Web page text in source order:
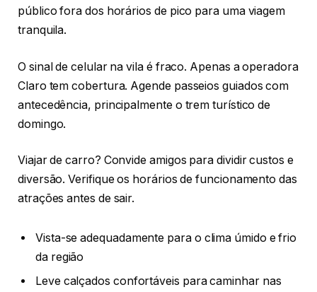
público fora dos horários de pico para uma viagem
tranquila.
O sinal de celular na vila é fraco. Apenas a operadora
Claro tem cobertura. Agende passeios guiados com
antecedência, principalmente o trem turístico de
domingo.
Viajar de carro? Convide amigos para dividir custos e
diversão. Verifique os horários de funcionamento das
atrações antes de sair.
Vista-se adequadamente para o clima úmido e frio
da região
Leve calçados confortáveis para caminhar nas